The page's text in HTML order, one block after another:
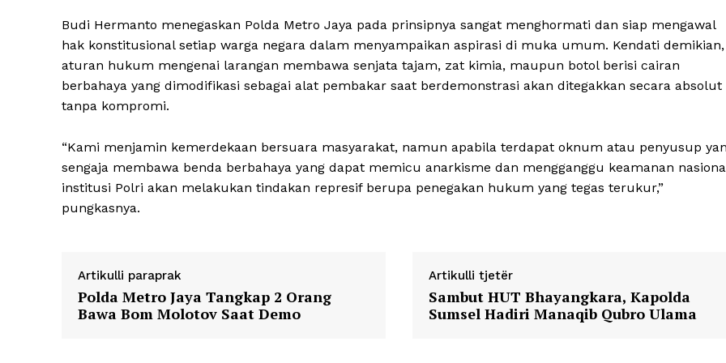
Budi Hermanto menegaskan Polda Metro Jaya pada prinsipnya sangat menghormati dan siap mengawal
hak konstitusional setiap warga negara dalam menyampaikan aspirasi di muka umum. Kendati demikian,
aturan hukum mengenai larangan membawa senjata tajam, zat kimia, maupun botol berisi cairan
berbahaya yang dimodifikasi sebagai alat pembakar saat berdemonstrasi akan ditegakkan secara absolut
tanpa kompromi.
“Kami menjamin kemerdekaan bersuara masyarakat, namun apabila terdapat oknum atau penyusup
sengaja membawa benda berbahaya yang dapat memicu anarkisme dan mengganggu keamanan
institusi Polri akan melakukan tindakan represif berupa penegakan hukum yang tegas terukur,”
pungkasnya.
Artikulli paraprak
Polda Metro Jaya Tangkap 2 Orang
Bawa Bom Molotov Saat Demo
Artikulli tjetër
Sambut HUT Bhayangkara, Kapolda
Sumsel Hadiri Manaqib Qubro Ulama